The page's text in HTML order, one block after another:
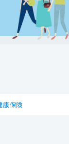
康保険